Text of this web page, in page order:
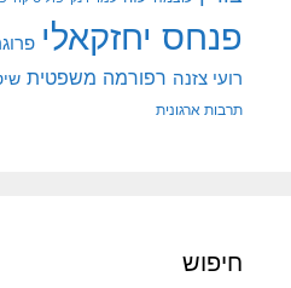
פנחס יחזקאלי
רועי צזנה רפורמה משפטית
תרבות ארגונית
חיפוש